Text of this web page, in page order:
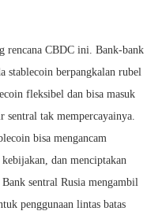
rencana CBDC ini. Bank-bank
stablecoin berpangkalan rubel
fleksibel dan bisa masuk
sentral tak mempercayainya.
bisa mengancam
dan menciptakan
sentral Rusia mengambil
penggunaan lintas batas